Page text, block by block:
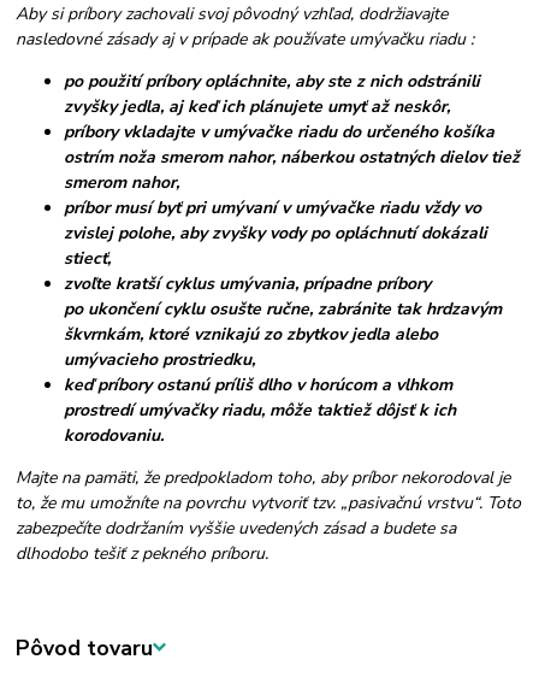
Aby si príbory zachovali svoj pôvodný vzhľad, dodržiavajte
nasledovné zásady aj v prípade ak používate umývačku riadu :
po použití príbory opláchnite, aby ste z nich odstránili
zvyšky jedla, aj keď ich plánujete umyť až neskôr,
príbory vkladajte v umývačke riadu do určeného košíka
ostrím noža smerom nahor, náberkou ostatných dielov tiež
smerom nahor,
príbor musí byť pri umývaní v umývačke riadu vždy vo
zvislej polohe, aby zvyšky vody po opláchnutí dokázali
stiecť,
zvoľte kratší cyklus umývania, prípadne príbory
po ukončení cyklu osušte ručne, zabránite tak hrdzavým
škvrnkám, ktoré vznikajú zo zbytkov jedla alebo
umývacieho prostriedku,
keď príbory ostanú príliš dlho v horúcom a vlhkom
prostredí umývačky riadu, môže taktiež dôjsť k ich
korodovaniu.
Majte na pamäti, že predpokladom toho, aby príbor nekorodoval je
to, že mu umožníte na povrchu vytvoriť tzv. „pasivačnú vrstvu“. Toto
zabezpečíte dodržaním vyššie uvedených zásad a budete sa
dlhodobo tešiť z pekného príboru.
Pôvod tovaru